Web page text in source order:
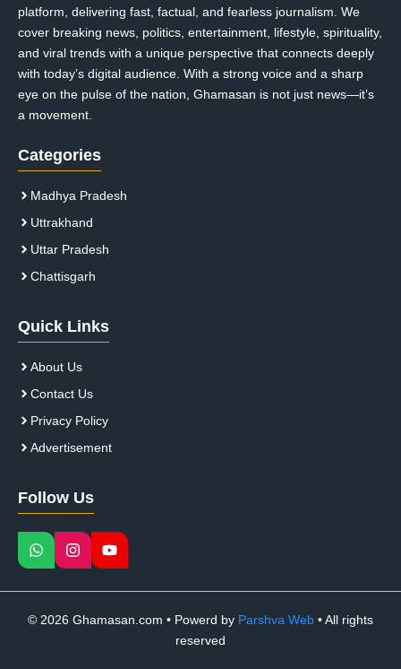
platform, delivering fast, factual, and fearless journalism. We
cover breaking news, politics, entertainment, lifestyle, spirituality,
and viral trends with a unique perspective that connects deeply
with today’s digital audience. With a strong voice and a sharp
eye on the pulse of the nation, Ghamasan is not just news—it’s
a movement.
Categories
Madhya Pradesh
Uttrakhand
Uttar Pradesh
Chattisgarh
Quick Links
About Us
Contact Us
Privacy Policy
Advertisement
Follow Us
© 2026 Ghamasan.com • Powerd by Parshva Web • All rights
reserved